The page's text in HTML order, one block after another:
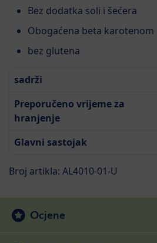
Bez dodatka soli i šećera
Obogaćena beta karotenom
bez glutena
sadrži
Preporučeno vrijeme za
hranjenje
Glavni sastojak
Broj artikla: AL4010-01-U
Ocjene